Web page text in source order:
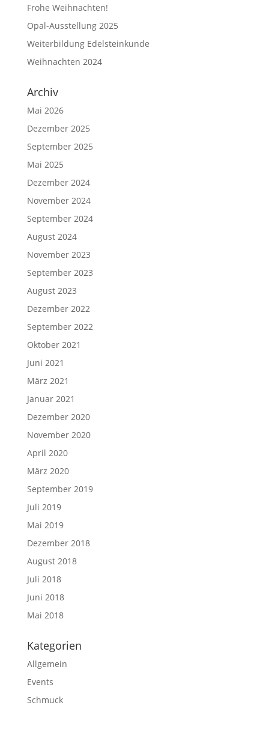
Frohe Weihnachten!
Opal-Ausstellung 2025
Weiterbildung Edelsteinkunde
Weihnachten 2024
Archiv
Mai 2026
Dezember 2025
September 2025
Mai 2025
Dezember 2024
November 2024
September 2024
August 2024
November 2023
September 2023
August 2023
Dezember 2022
September 2022
Oktober 2021
Juni 2021
März 2021
Januar 2021
Dezember 2020
November 2020
April 2020
März 2020
September 2019
Juli 2019
Mai 2019
Dezember 2018
August 2018
Juli 2018
Juni 2018
Mai 2018
Kategorien
Allgemein
Events
Schmuck